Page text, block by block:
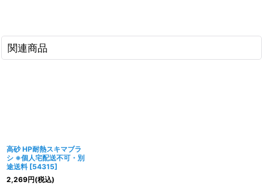
関連商品
高砂 HP耐熱スキマブラ
シ ※個人宅配送不可・別
途送料 [54315]
2,269円(税込)